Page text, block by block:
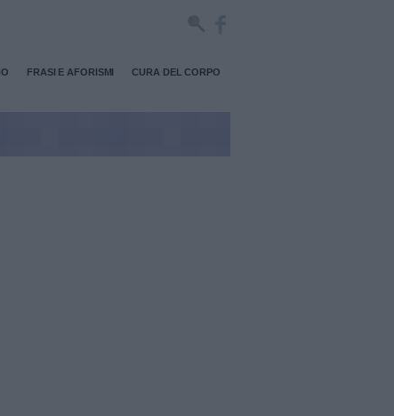
FRASI E AFORISMI CURA DEL CORPO